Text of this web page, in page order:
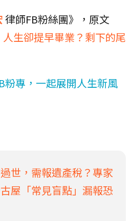
律師FB粉絲團》，原文
生卻提早畢業？剩下的尾
粉專，一起展開人生新風
世，需報遺產稅？專家
屋「常見盲點」漏報恐